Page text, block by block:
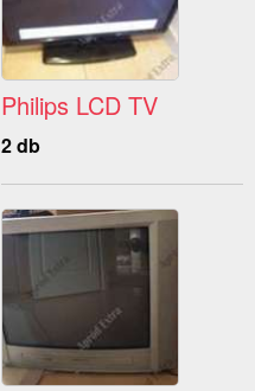
Philips LCD TV
2 db